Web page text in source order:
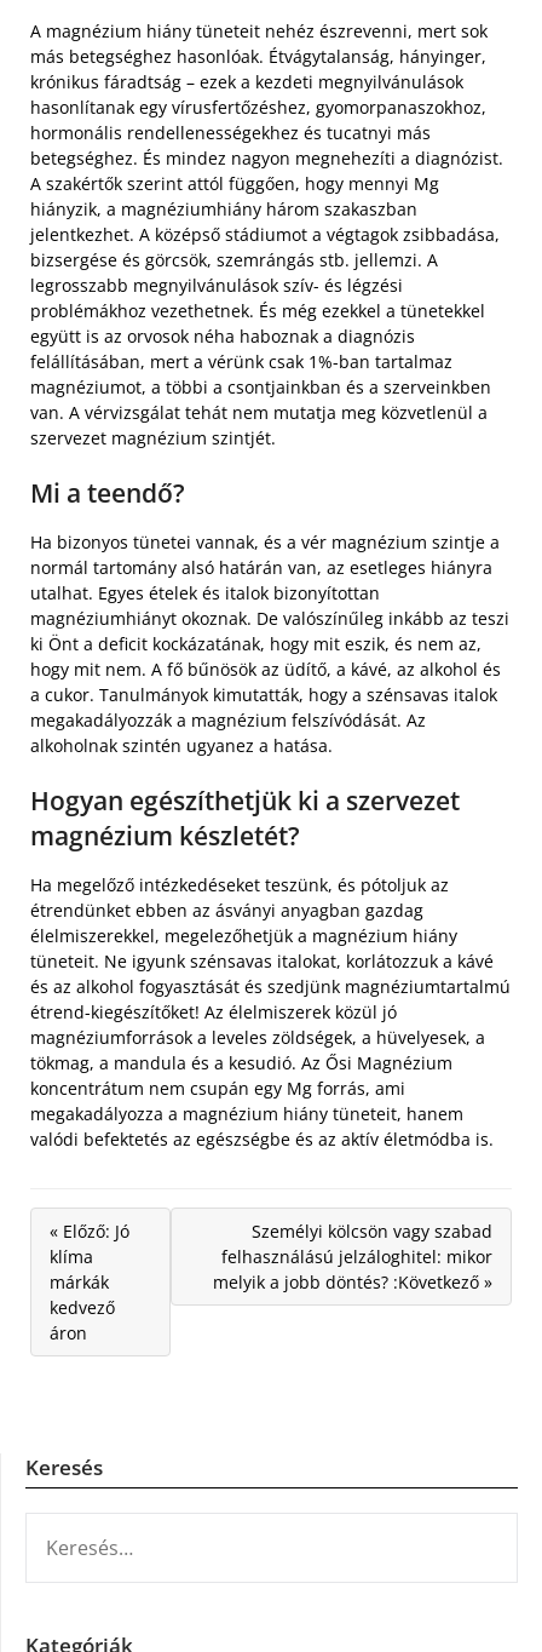
A magnézium hiány tüneteit nehéz észrevenni, mert sok
más betegséghez hasonlóak. Étvágytalanság, hányinger,
krónikus fáradtság – ezek a kezdeti megnyilvánulások
hasonlítanak egy vírusfertőzéshez, gyomorpanaszokhoz,
hormonális rendellenességekhez és tucatnyi más
betegséghez. És mindez nagyon megnehezíti a diagnózist.
A szakértők szerint attól függően, hogy mennyi Mg
hiányzik, a magnéziumhiány három szakaszban
jelentkezhet. A középső stádiumot a végtagok zsibbadása,
bizsergése és görcsök, szemrángás stb. jellemzi. A
legrosszabb megnyilvánulások szív- és légzési
problémákhoz vezethetnek. És még ezekkel a tünetekkel
együtt is az orvosok néha haboznak a diagnózis
felállításában, mert a vérünk csak 1%-ban tartalmaz
magnéziumot, a többi a csontjainkban és a szerveinkben
van. A vérvizsgálat tehát nem mutatja meg közvetlenül a
szervezet magnézium szintjét.
Mi a teendő?
Ha bizonyos tünetei vannak, és a vér magnézium szintje a
normál tartomány alsó határán van, az esetleges hiányra
utalhat. Egyes ételek és italok bizonyítottan
magnéziumhiányt okoznak. De valószínűleg inkább az teszi
ki Önt a deficit kockázatának, hogy mit eszik, és nem az,
hogy mit nem. A fő bűnösök az üdítő, a kávé, az alkohol és
a cukor. Tanulmányok kimutatták, hogy a szénsavas italok
megakadályozzák a magnézium felszívódását. Az
alkoholnak szintén ugyanez a hatása.
Hogyan egészíthetjük ki a szervezet
magnézium készletét?
Ha megelőző intézkedéseket teszünk, és pótoljuk az
étrendünket ebben az ásványi anyagban gazdag
élelmiszerekkel, megelezőhetjük a magnézium hiány
tüneteit. Ne igyunk szénsavas italokat, korlátozzuk a kávé
és az alkohol fogyasztását és szedjünk magnéziumtartalmú
étrend-kiegészítőket! Az élelmiszerek közül jó
magnéziumforrások a leveles zöldségek, a hüvelyesek, a
tökmag, a mandula és a kesudió. Az Ősi Magnézium
koncentrátum nem csupán egy Mg forrás, ami
megakadályozza a magnézium hiány tüneteit, hanem
valódi befektetés az egészségbe és az aktív életmódba is.
« Előző: Jó
klíma
márkák
kedvező
áron
Személyi kölcsön vagy szabad
felhasználású jelzáloghitel: mikor
melyik a jobb döntés? :Következő »
Keresés
Kategóriák